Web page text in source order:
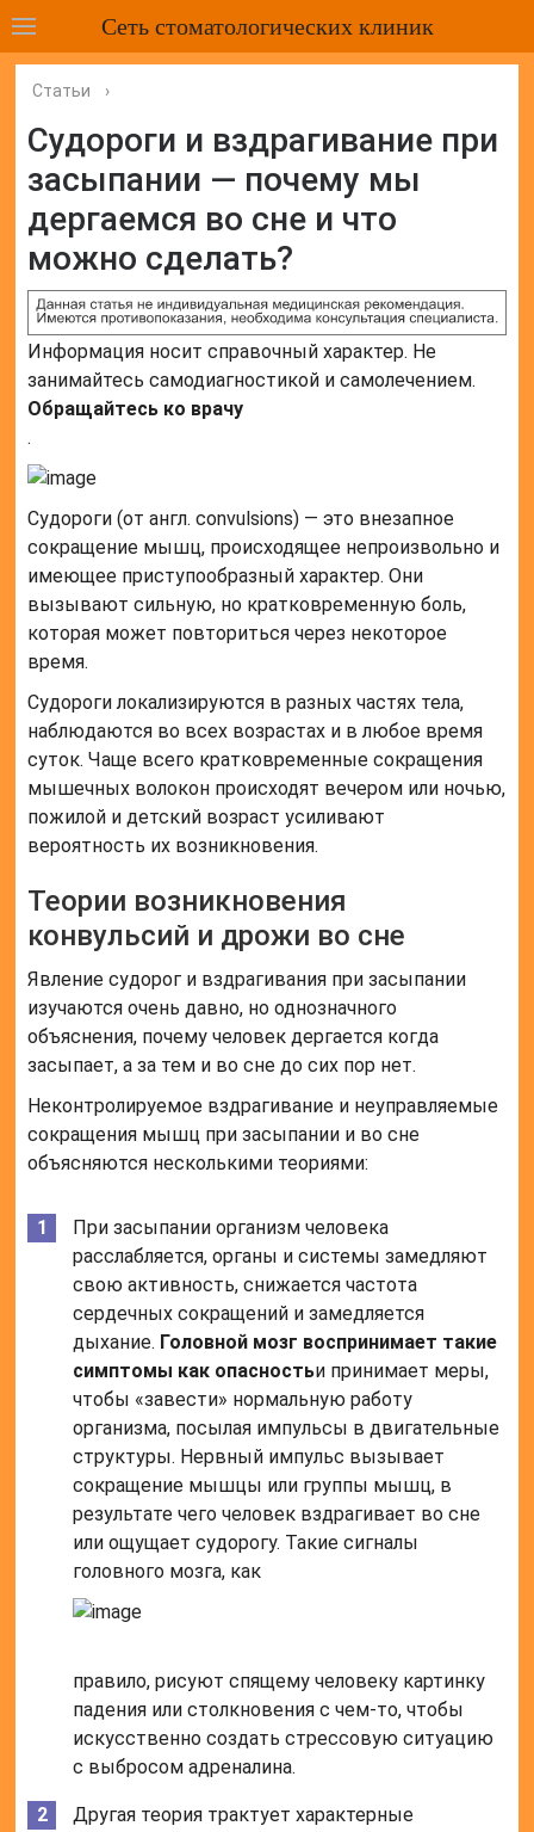
Сеть стоматологических клиник
Статьи ›
Судороги и вздрагивание при
засыпании — почему мы
дергаемся во сне и что
можно сделать?
Информация носит справочный характер. Не
занимайтесь самодиагностикой и самолечением.
Обращайтесь ко врачу
.
Судороги (от англ. convulsions) — это внезапное
сокращение мышц, происходящее непроизвольно и
имеющее приступообразный характер. Они
вызывают сильную, но кратковременную боль,
которая может повториться через некоторое
время.
Судороги локализируются в разных частях тела,
наблюдаются во всех возрастах и в любое время
суток. Чаще всего кратковременные сокращения
мышечных волокон происходят вечером или ночью,
пожилой и детский возраст усиливают
вероятность их возникновения.
Теории возникновения
конвульсий и дрожи во сне
Явление судорог и вздрагивания при засыпании
изучаются очень давно, но однозначного
объяснения, почему человек дергается когда
засыпает, а за тем и во сне до сих пор нет.
Неконтролируемое вздрагивание и неуправляемые
сокращения мышц при засыпании и во сне
объясняются несколькими теориями:
При засыпании организм человека
расслабляется, органы и системы замедляют
свою активность, снижается частота
сердечных сокращений и замедляется
дыхание. Головной мозг воспринимает такие
симптомы как опасностьи принимает меры,
чтобы «завести» нормальную работу
организма, посылая импульсы в двигательные
структуры. Нервный импульс вызывает
сокращение мышцы или группы мышц, в
результате чего человек вздрагивает во сне
или ощущает судорогу. Такие сигналы
головного мозга, как
правило, рисуют спящему человеку картинку
падения или столкновения с чем-то, чтобы
искусственно создать стрессовую ситуацию
с выбросом адреналина.
Другая теория трактует характерные